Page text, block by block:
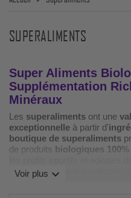
SUPERALIMENTS
Super Aliments
Supplémentation
Minéraux
Les superaliments ont une
exceptionnelle à partir d'
boutique de superaliments
de produits biologiques
de bienfaits d'
d'autres minéraux avec aussi
Voir plus expand_more